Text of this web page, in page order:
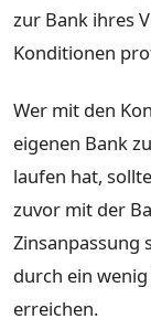
zur Bank ihres
Konditionen
Wer mit den
eigenen Bank
laufen hat,
zuvor mit der
Zinsanpassung
durch ein
erreichen.